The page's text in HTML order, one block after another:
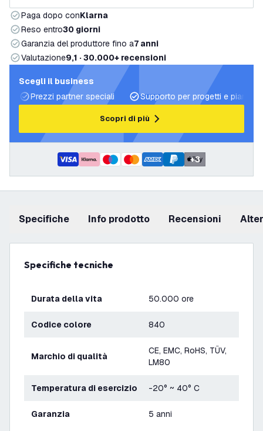
Paga dopo conKlarna
Reso entro30 giorni
Garanzia del produttore fino a7 anni
Valutazione9,1 · 30.000+ recensioni
Scegli il business
Prezzi partner speciali
Supporto per progetti e piani di
Scopri di più
+3
Specifiche info prodotto recensioni
Specifiche tecniche
Durata della vita 50.000 ore
Codice colore 840
Marchio di qualità
CE, EMC, RoHS, TÜV,
LM80
Temperatura di esercizio -20° ~ 40° C
Garanzia 5 anni